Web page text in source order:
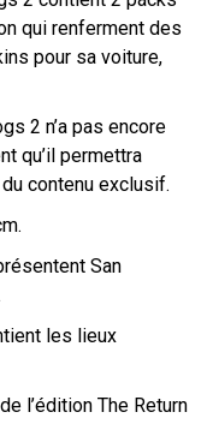
qui renferment des
pour sa voiture,
2 n’a pas encore
qu’il permettra
contenu exclusif.
San
les lieux
l’édition The Return